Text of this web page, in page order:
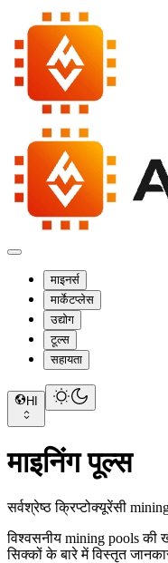
माइनर्स
मार्केटप्लेस
उद्योग
टूल्स
सहायता
HI
माइनिंग पूल्स
सर्वश्रेष्ठ क्रिप्टोक्यूरेंसी
विश्वसनीय mining pools
सिक्कों के बारे में विस्तृत